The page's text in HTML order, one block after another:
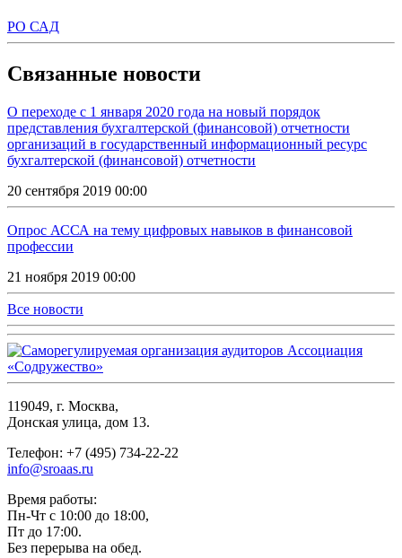
РО САД
Связанные новости
О переходе с 1 января 2020 года на новый порядок
представления бухгалтерской (финансовой) отчетности
организаций в государственный информационный ресурс
бухгалтерской (финансовой) отчетности
20 сентября 2019 00:00
Опрос АССА на тему цифровых навыков в финансовой
профессии
21 ноября 2019 00:00
Все новости
119049, г. Москва,
Донская улица, дом 13.
Телефон: +7 (495) 734-22-22
info@sroaas.ru
Время работы:
Пн-Чт с 10:00 до 18:00,
Пт до 17:00.
Без перерыва на обед.